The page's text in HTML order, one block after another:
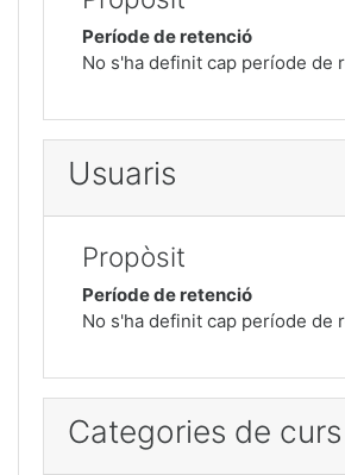
Període de retenció
No s'ha definit cap període de
Usuaris
Propòsit
Període de retenció
No s'ha definit cap període de
Categories de curs